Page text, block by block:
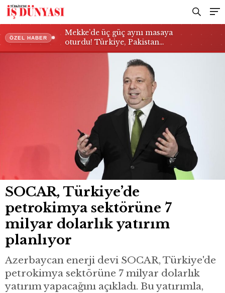
ÖZEL HABER
Mekke’de üç güç aynı masaya
oturdu! Türkiye, Pakistan…
planlıyor
SOCAR, Türkiye’de
petrokimya sektörüne 7
milyar dolarlık yatırım
planlıyor
Azerbaycan enerji devi SOCAR, Türkiye'de
petrokimya sektörüne 7 milyar dolarlık
yatırım yapacağını açıkladı. Bu yatırımla,